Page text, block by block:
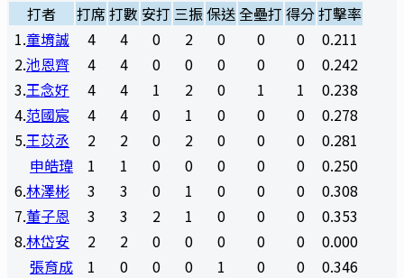
打者
打席打數 安打 三振保送全壘打 得分打擊率
1.童堉誠 4 4 0 2 0 0 0
0.211
2.池恩齊 4 4 0 0 0 0 0
0.242
3.王念好 4 4 1 2 0 1 1
0.238
4.范國宸 4 4 0 1 0 0 0
0.278
5.王苡丞 2 2 0 2 0 0 0
0.281
申皓瑋
1 1 0 0 0 0 0
0.250
6.林澤彬 3 3 0 1 0 0 0
0.308
7.董子恩 3 3 2 1 0 0 0
0.353
8.林岱安 2 2 0 0 0 0 0
0.000
張育成
1 0 0 0 1 0 0
0.346